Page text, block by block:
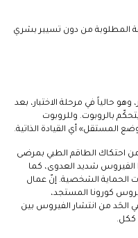
المطلوبة من دون تسيير بشري
حالياً في مرحلة الاختبار، بعد
بالروبوت. وللروبوت
المستقل» أي القيادة الذاتية.
من احتكاك الطاقم الطبي بمرضى
هذا الفيروس شديد العدوى، كما
الحماية الشخصية. إنّ عمال
كورونا المستجد،
في الحَد من انتشار الفيروس بين
ككل.